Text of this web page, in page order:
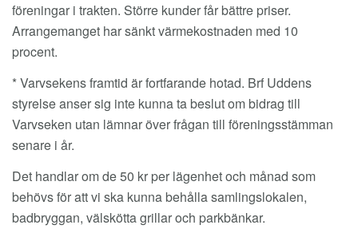
föreningar i trakten. Större kunder får bättre priser.
Arrangemanget har sänkt värmekostnaden med 10
procent.
* Varvsekens framtid är fortfarande hotad. Brf Uddens
styrelse anser sig inte kunna ta beslut om bidrag till
Varvseken utan lämnar över frågan till föreningsstämman
senare i år.
Det handlar om de 50 kr per lägenhet och månad som
behövs för att vi ska kunna behålla samlingslokalen,
badbryggan, välskötta grillar och parkbänkar.